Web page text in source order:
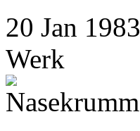
20 Jan 1983
Werk